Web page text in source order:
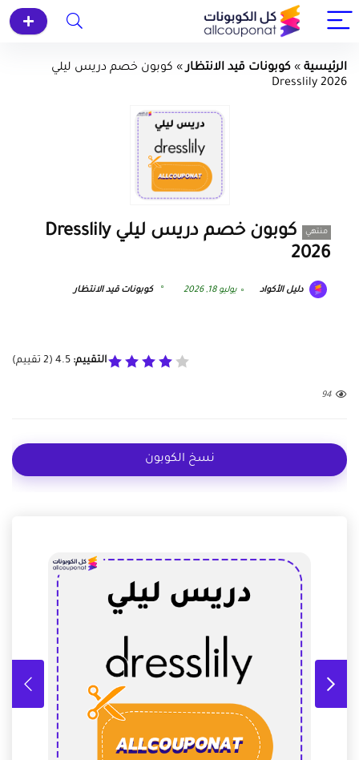
الرئيسية » كوبونات قيد الانتظار» كوبون خصم دريس ليلي
Dresslily 2026
منتهي
كوبون خصم دريس ليلي Dresslily
2026
دليل الأكواد يوليو 18, 2026 كوبونات قيد الانتظار
التقييم: 4.5
(
2 تقييم)
94
نسخ الكوبون